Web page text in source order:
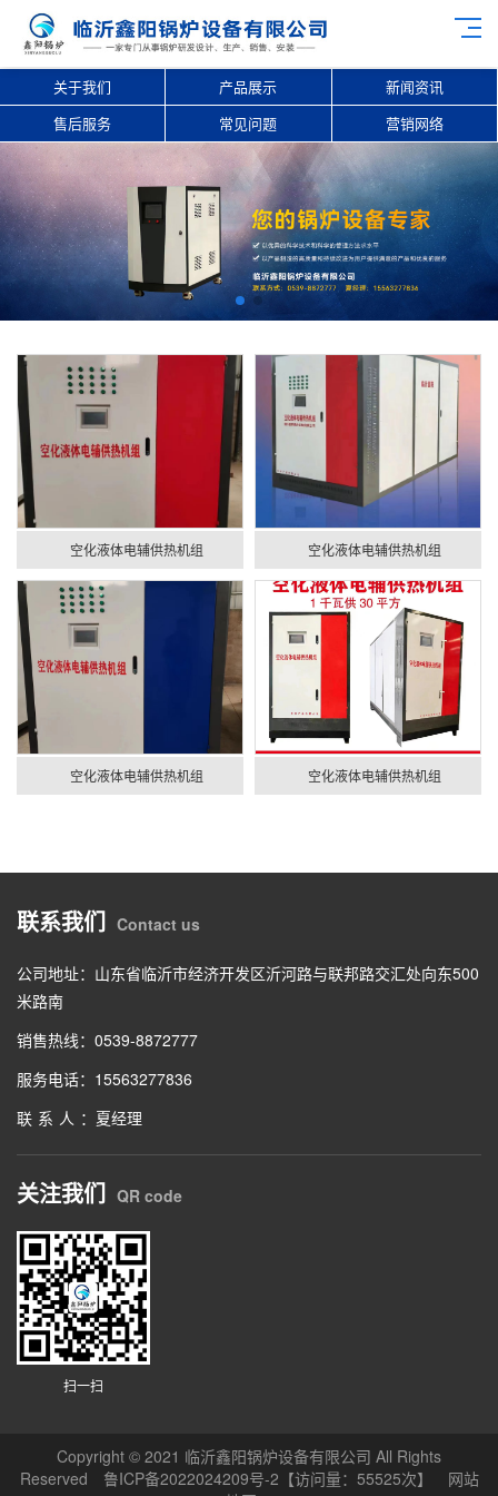
关于我们 产品展示
新闻资讯
售后服务
常见问题 营销网络
空化液体电辅供热机组 空化液体电辅供热机组
空化液体电辅供热机组 空化液体电辅供热机组
联系我们 Contact us
公司地址：山东省临沂市经济开发区沂河路与联邦路交汇处向东500
米路南
销售热线：0539-8872777
服务电话：15563277836
联系人 ：夏经理
关注我们 QR code
扫一扫
Copyright © 2021 临沂鑫阳锅炉设备有限公司 All Rights
Reserved 鲁ICP备2022024209号-2 【访问量：55525次】 网站